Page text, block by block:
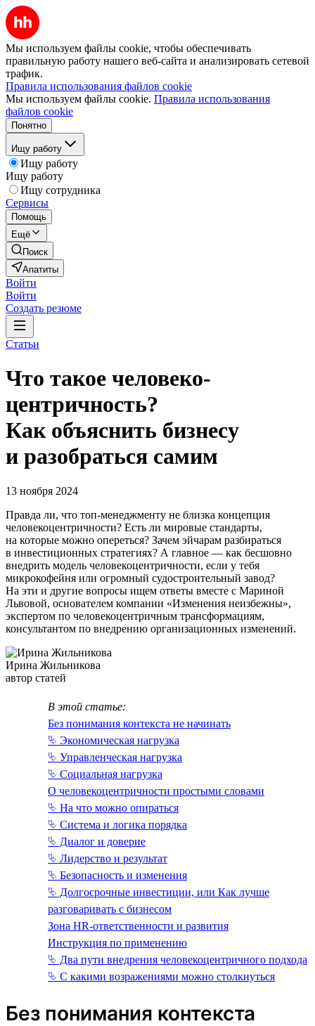
Мы используем файлы cookie, чтобы обеспечивать
правильную работу нашего веб-сайта и анализировать сетевой
трафик.
Правила использования файлов cookie
Мы используем файлы cookie. Правила использования
файлов cookie
Понятно
Ищу работу
Ищу работу
Ищу работу
Ищу сотрудника
Сервисы
Помощь
Ещё
Поиск
Апатиты
Войти
Войти
Создать резюме
Статьи
Что такое человеко­
центричность?
Как объяснить бизнесу
и разобраться самим
13 ноября 2024
Правда ли, что топ-менеджменту не близка концепция
человекоцентричности? Есть ли мировые стандарты,
на которые можно опереться? Зачем эйчарам разбираться
в инвестиционных стратегиях? А главное — как бесшовно
внедрить модель человекоцентричности, если у тебя
микрокофейня или огромный судостроительный завод?
На эти и другие вопросы ищем ответы вместе с Мариной
Львовой, основателем компании «Изменения неизбежны»,
экспертом по человекоцентричным трансформациям,
консультантом по внедрению организационных изменений.
Ирина Жильникова
автор статей
В этой статье:
Без понимания контекста не начинать
⮱ Экономическая нагрузка
⮱ Управленческая нагрузка
⮱ Социальная нагрузка
О человекоцентричности простыми словами
⮱ На что можно опираться
⮱ Система и логика порядка
⮱ Диалог и доверие
⮱ Лидерство и результат
⮱ Безопасность и изменения
⮱ Долгосрочные инвестиции, или Как лучше
разговаривать с бизнесом
Зона HR-ответственности и развития
Инструкция по применению
⮱ Два пути внедрения человекоцентричного подхода
⮱ С какими возражениями можно столкнуться
Без понимания контекста